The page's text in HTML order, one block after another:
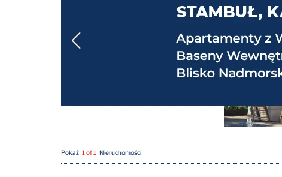
Pokaż 1 of 1 Nieruchomości